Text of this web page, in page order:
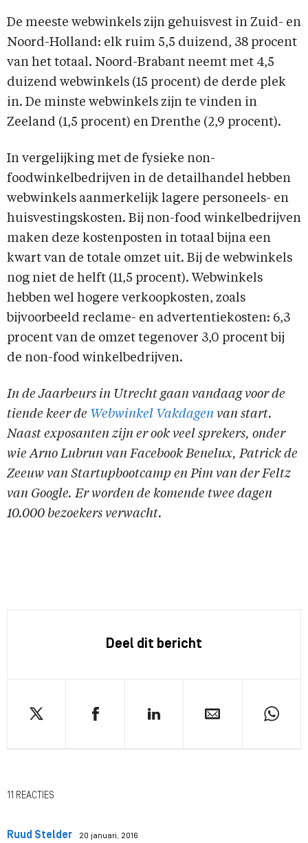
De meeste webwinkels zijn gehuisvest in Zuid- en
Noord-Holland: elk ruim 5,5 duizend, 38 procent
van het totaal. Noord-Brabant neemt met 4,5
duizend webwinkels (15 procent) de derde plek
in. De minste webwinkels zijn te vinden in
Zeeland (1,5 procent) en Drenthe (2,9 procent).
In vergelijking met de fysieke non-
foodwinkelbedrijven in de detailhandel hebben
webwinkels aanmerkelijk lagere personeels- en
huisvestingskosten. Bij non-food winkelbedrijven
maken deze kostenposten in totaal bijna een
kwart van de totale omzet uit. Bij de webwinkels
nog niet de helft (11,5 procent). Webwinkels
hebben wel hogere verkoopkosten, zoals
bijvoorbeeld reclame- en advertentiekosten: 6,3
procent van de omzet tegenover 3,0 procent bij
de non-food winkelbedrijven.
In de Jaarbeurs in Utrecht gaan vandaag voor de
tiende keer de Webwinkel Vakdagen van start.
Naast exposanten zijn er ook veel sprekers, onder
wie Arno Lubrun van Facebook Benelux, Patrick de
Zeeuw van Startupbootcamp en Pim van der Feltz
van Google. Er worden de komende twee dagen
10.000 bezoekers verwacht.
Deel dit bericht
11 REACTIES
Ruud Stelder 20 januari, 2016